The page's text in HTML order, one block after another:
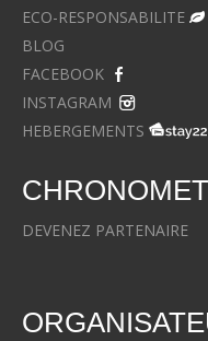
ECO-RESPONSABILITE
BLOG
FACEBOOK
INSTAGRAM
HEBERGEMENTS
DEVENEZ PARTENAIRE